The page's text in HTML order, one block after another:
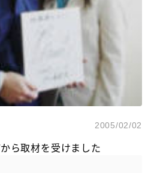
2005/02/02
ら取材を受けました